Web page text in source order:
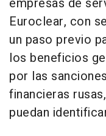
Euroclear, con
un paso previo
los beneficios
por las
financieras
puedan